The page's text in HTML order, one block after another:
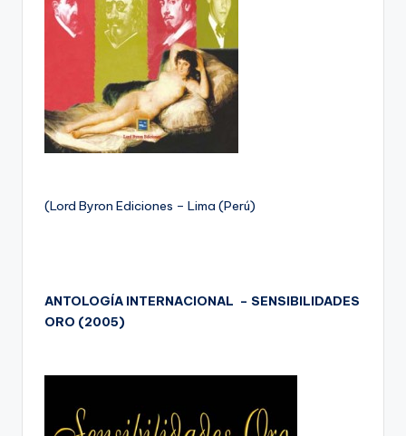
(Lord Byron Ediciones – Lima (Perú)
ANTOLOGÍA INTERNACIONAL – SENSIBILIDADES
ORO (2005)